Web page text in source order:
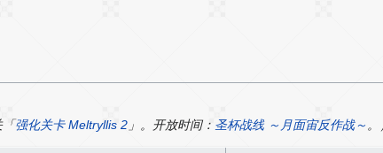
「强化关卡 Meltryllis 2 」。开放时间： 圣杯战线 ～月面宙反作战～ 。